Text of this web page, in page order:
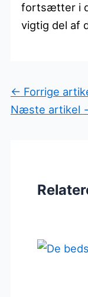
fortsætter i
vigtig del af
← Forrige
Næste artikel